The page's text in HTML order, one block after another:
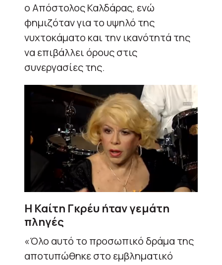
ο Απόστολος Καλδάρας, ενώ
φημιζόταν για το υψηλό της
νυχτοκάματο και την ικανότητά της
να επιβάλλει όρους στις
συνεργασίες της.
Η Καίτη Γκρέυ ήταν γεμάτη
πληγές
«Όλο αυτό το προσωπικό δράμα της
αποτυπώθηκε στο εμβληματικό